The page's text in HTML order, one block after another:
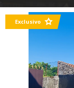
Exclusivo